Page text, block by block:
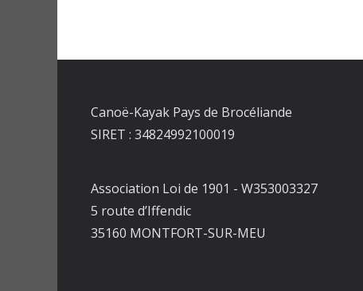
Canoë-Kayak Pays de Brocéliande
SIRET : 34824992100019
Association Loi de 1901 - W353003327
5 route d’Iffendic
35160 MONTFORT-SUR-MEU